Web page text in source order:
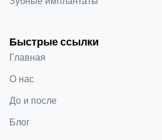
Быстрые ссылки
Главная
О нас
До и после
Блог